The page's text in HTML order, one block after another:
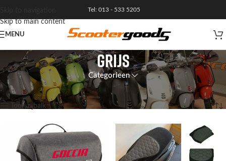
Skip to main content
Tel: 013 - 533 5205
MENU
Grijs
Categorieen
Home Product Kleur/ Grijs Toont alle 4 resultaten
Toon zijbalk